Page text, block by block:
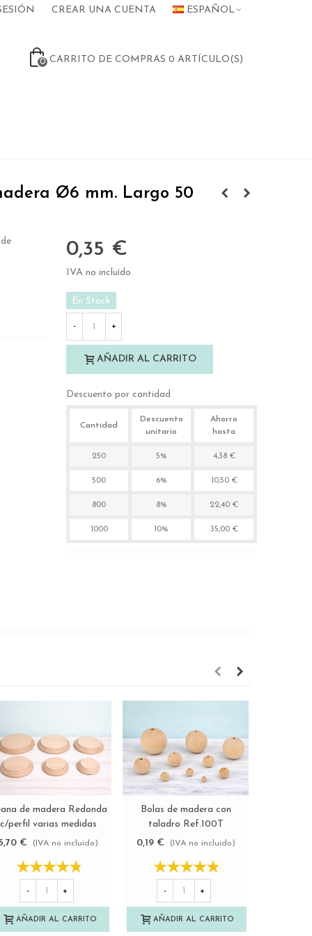
CREAR UNA CUENTA ESPAÑOL
0 CARRITO DE COMPRAS 0 ARTÍCULO(S)
Ø6 mm. Largo 50
0,35 €
IVA no incluído
En Stock
- +
AÑADIR AL CARRITO
Descuento por cantidad
Cantidad
Descuento
unitario
Ahorro
hasta
250 5% 4,38 €
500 6% 10,50 €
800 8% 22,40 €
1000 10% 35,00 €
Ver más
de madera Redonda
c/perfil varias medidas
Ref.2541
€ (IVA no incluido)
- +
AÑADIR AL CARRITO
Ver más
Bolas de madera con
taladro Ref.100T
0,19 €
(IVA no incluido)
- +
AÑADIR AL CARRITO